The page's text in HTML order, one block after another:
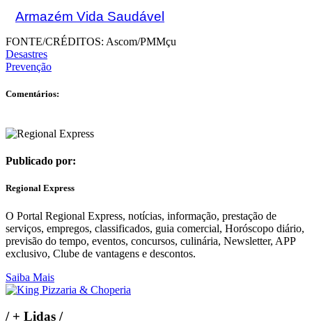
Armazém Vida Saudável
FONTE/CRÉDITOS: Ascom/PMMçu
Desastres
Prevenção
Comentários:
Publicado por:
Regional Express
O Portal Regional Express, notícias, informação, prestação de
serviços, empregos, classificados, guia comercial, Horóscopo diário,
previsão do tempo, eventos, concursos, culinária, Newsletter, APP
exclusivo, Clube de vantagens e descontos.
Saiba Mais
/+ Lidas /